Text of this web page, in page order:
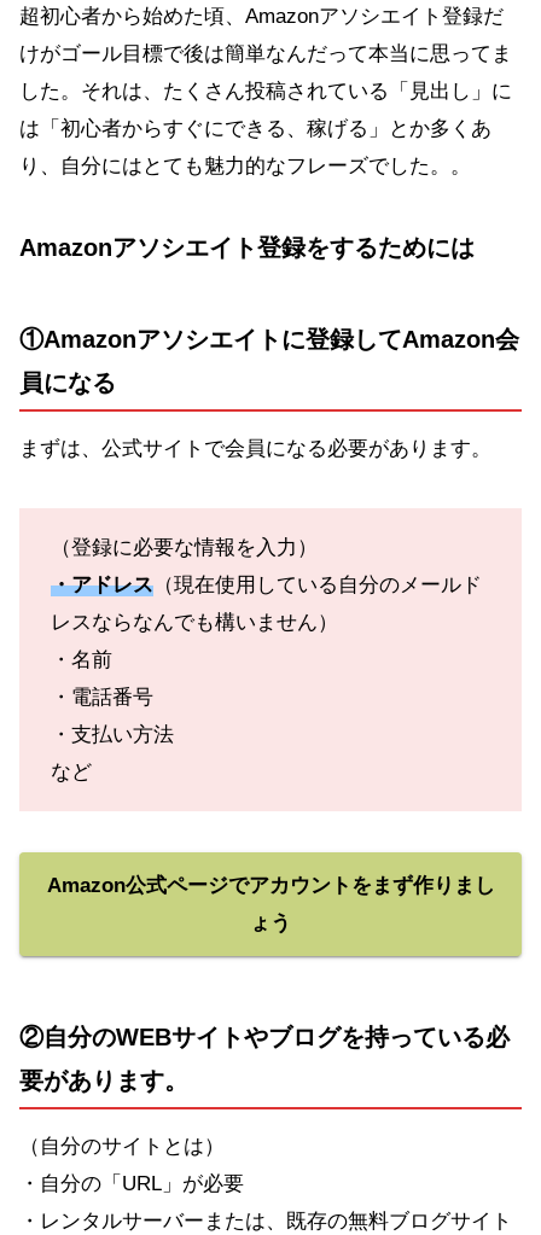
超初心者から始めた頃、Amazonアソシエイト登録だ
けがゴール目標で後は簡単なんだって本当に思ってま
した。それは、たくさん投稿されている「見出し」に
は「初心者からすぐにできる、稼げる」とか多くあ
り、自分にはとても魅力的なフレーズでした。。
Amazonアソシエイト登録をするためには
①Amazonアソシエイトに登録してAmazon会
員になる
まずは、公式サイトで会員になる必要があります。
（登録に必要な情報を入力）
・アドレス（現在使用している自分のメールド
レスならなんでも構いません）
・名前
・電話番号
・支払い方法
など
Amazon公式ページでアカウントをまず作りまし
ょう
②自分のWEBサイトやブログを持っている必
要があります。
（自分のサイトとは）
・自分の「URL」が必要
・レンタルサーバーまたは、既存の無料ブログサイト